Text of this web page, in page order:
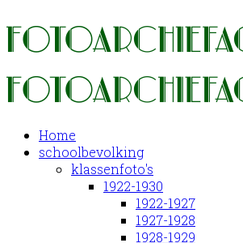
Home
schoolbevolking
klassenfoto's
1922-1930
1922-1927
1927-1928
1928-1929